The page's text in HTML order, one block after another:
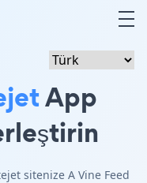
App
sitenize A Vine Feed